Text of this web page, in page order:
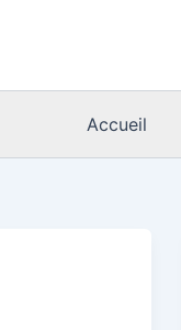
Accueil